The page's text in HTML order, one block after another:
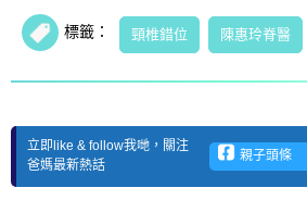
標籤： 頸椎錯位 陳惠玲脊醫
立即like & follow我哋，關注
爸媽最新熱話
親子頭條